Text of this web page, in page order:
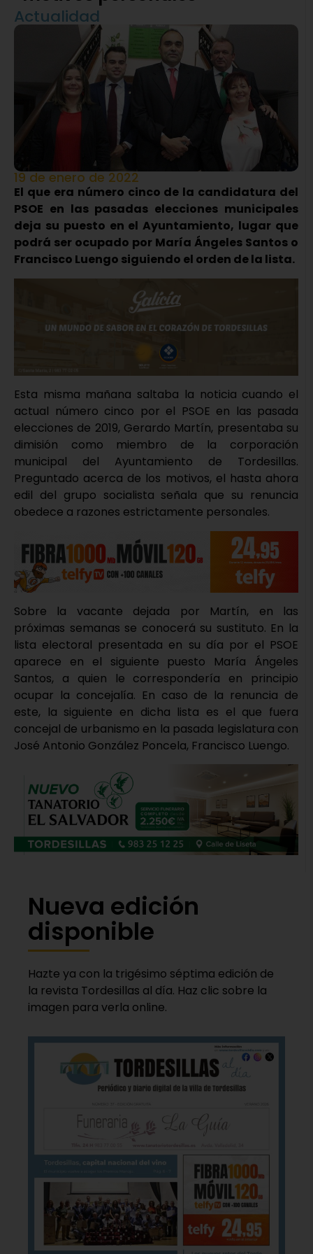
Actualidad
19 de enero de 2022
El que era número cinco de la candidatura del
PSOE en las pasadas elecciones municipales
deja su puesto en el Ayuntamiento, lugar que
podrá ser ocupado por María Ángeles Santos o
Francisco Luengo siguiendo el orden de la lista.
Esta misma mañana saltaba la noticia cuando el
actual número cinco por el PSOE en las pasada
elecciones de 2019, Gerardo Martín, presentaba su
dimisión como miembro de la corporación
municipal del Ayuntamiento de Tordesillas.
Preguntado acerca de los motivos, el hasta ahora
edil del grupo socialista señala que su renuncia
obedece a razones estrictamente personales.
Sobre la vacante dejada por Martín, en las
próximas semanas se conocerá su sustituto. En la
lista electoral presentada en su día por el PSOE
aparece en el siguiente puesto María Ángeles
Santos, a quien le correspondería en principio
ocupar la concejalía. En caso de la renuncia de
este, la siguiente en dicha lista es el que fuera
concejal de urbanismo en la pasada legislatura con
José Antonio González Poncela, Francisco Luengo.
Nueva edición
disponible
Hazte ya con la trigésimo séptima edición de
la revista Tordesillas al día. Haz clic sobre la
imagen para verla online.